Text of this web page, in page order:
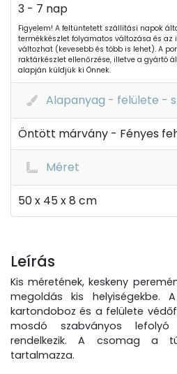
3 - 7 nap
Figyelem! A feltüntetett szállítási napok
termékkészlet folyamatos változása és az
változhat (kevesebb és több is lehet). A
raktárkészlet ellenőrzése, illetve a gyártó
alapján küldjük ki Önnek.
Alapanyag - felülete -
Öntött márvány - Fényes
Méret
50 x 45 x 8 cm
Leírás
Kis méretének, keskeny
megoldás kis helyiségekbe.
kartondoboz és a felülete
mosdó szabványos
rendelkezik. A csomag a
tartalmazza.